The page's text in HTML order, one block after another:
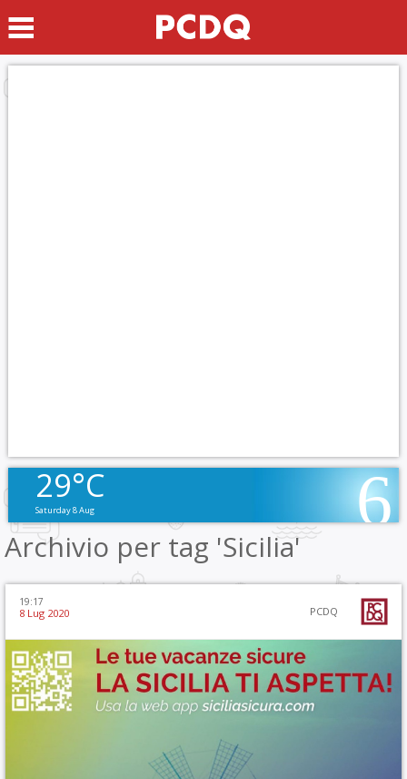
29°C
Saturday 8 Aug
Archivio per tag 'Sicilia'
19:17
8 Lug 2020 PCDQ